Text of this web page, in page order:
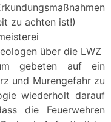
zu achten ist!)
über die LWZ
gebeten auf ein
und Murengefahr zu
wiederholt darauf
die Feuerwehren